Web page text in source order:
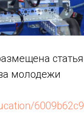
молодежи